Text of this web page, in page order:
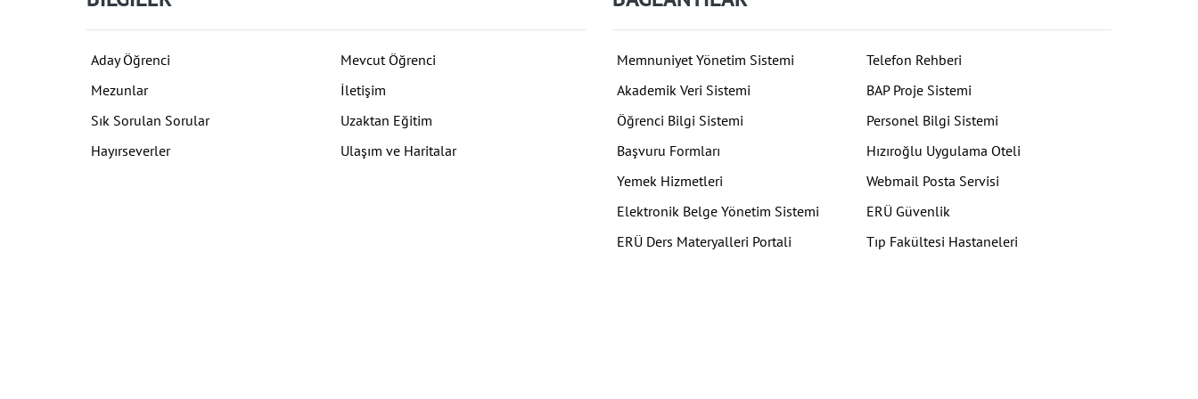
Aday Öğrenci
Mevcut Öğrenci
Mezunlar
İletişim
Sık Sorulan Sorular
Uzaktan Eğitim
Hayırseverler
Ulaşım ve Haritalar
Memnuniyet Yönetim Sistemi
Telefon Rehberi
Akademik Veri Sistemi
BAP Proje Sistemi
Öğrenci Bilgi Sistemi
Personel Bilgi Sistemi
Başvuru Formları
Hızıroğlu Uygulama Oteli
Yemek Hizmetleri
Webmail Posta Servisi
Elektronik Belge Yönetim Sistemi
ERÜ Güvenlik
ERÜ Ders Materyalleri Portali
Tıp Fakültesi Hastaneleri